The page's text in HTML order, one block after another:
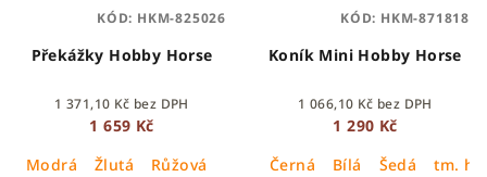
Překážky Hobby Horse
1 371,10 Kč bez DPH
1 659 Kč
Modrá
Žlutá Růžová
KÓD: HKM-825026
Koník Mini Hobby Horse
1 066,10 Kč bez DPH
1 290 Kč
Černá
Bílá Šedá tm.
KÓD: HKM-871818